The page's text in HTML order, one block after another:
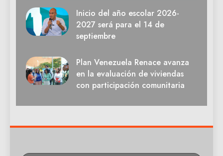
Inicio del año escolar 2026-
2027 será para el 14 de
septiembre
Plan Venezuela Renace avanza
en la evaluación de viviendas
con participación comunitaria